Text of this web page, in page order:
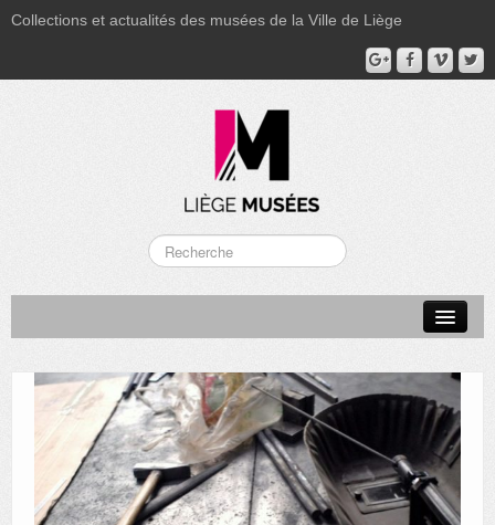
Collections et actualités des musées de la Ville de Liège
MUSÉE GRÉTRY
MUSÉE DU LUMINAIRE
FONDS PATRIMONIAUX